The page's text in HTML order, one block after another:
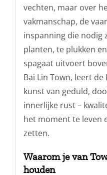
vechten, maar over
vakmanschap, de
inspanning die nodig
planten, te plukken
spagaat uitvoert
Bai Lin Town, leert
kunst van geduld,
innerlijke rust –
het moment te leven
zetten.
Waarom je van
houden